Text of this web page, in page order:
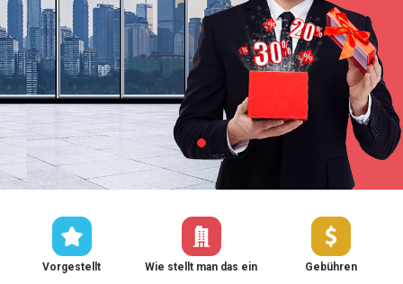
Vorgestellt Wie stellt man das ein Gebühren